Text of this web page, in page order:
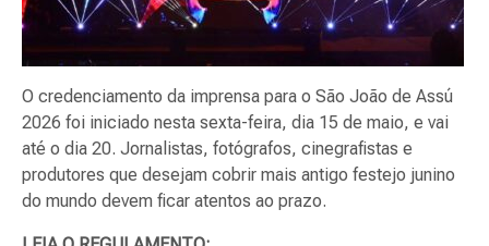
O credenciamento da imprensa para o São João de Assú
2026 foi iniciado nesta sexta-feira, dia 15 de maio, e vai
até o dia 20. Jornalistas, fotógrafos, cinegrafistas e
produtores que desejam cobrir mais antigo festejo junino
do mundo devem ficar atentos ao prazo.